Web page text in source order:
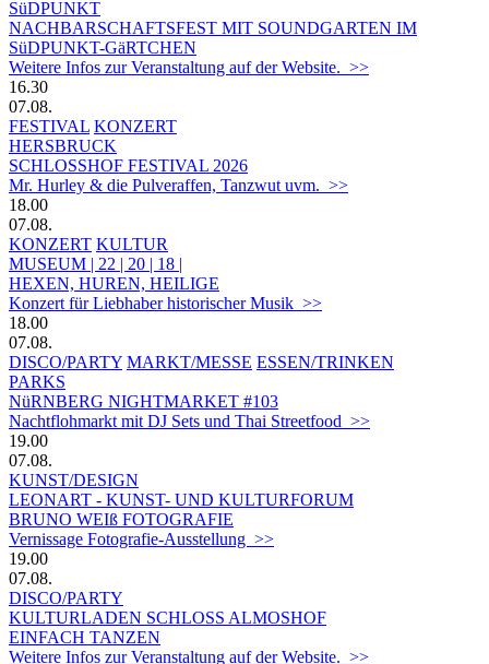
SüDPUNKT
NACHBARSCHAFTSFEST MIT SOUNDGARTEN IM
SüDPUNKT-GäRTCHEN
Weitere Infos zur Veranstaltung auf der Website. >>
16.30
07.08.
FESTIVAL KONZERT
HERSBRUCK
SCHLOSSHOF FESTIVAL 2026
Mr. Hurley & die Pulveraffen, Tanzwut uvm. >>
18.00
07.08.
KONZERT KULTUR
MUSEUM | 22 | 20 | 18 |
HEXEN, HUREN, HEILIGE
Konzert für Liebhaber historischer Musik >>
18.00
07.08.
DISCO/PARTY MARKT/MESSE ESSEN/TRINKEN
PARKS
NüRNBERG NIGHTMARKET #103
Nachtflohmarkt mit DJ Sets und Thai Streetfood >>
19.00
07.08.
KUNST/DESIGN
LEONART - KUNST- UND KULTURFORUM
BRUNO WEIß FOTOGRAFIE
Vernissage Fotografie-Ausstellung >>
19.00
07.08.
DISCO/PARTY
KULTURLADEN SCHLOSS ALMOSHOF
EINFACH TANZEN
Weitere Infos zur Veranstaltung auf der Website. >>